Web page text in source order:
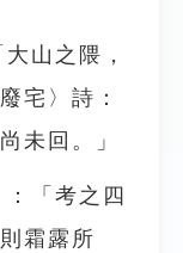
山之隈，
宅〉詩：
未回。」
「考之四
霜露所